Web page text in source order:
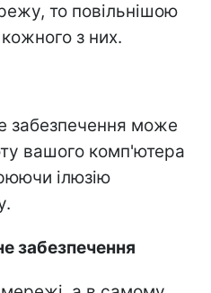
то повільнішою
з них.
забезпечення може
вашого комп'ютера
ілюзію
забезпечення